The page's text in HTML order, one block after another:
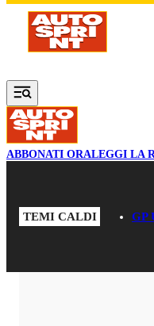
Vai al contenuto principale
ABBONATI ORALEGGI LA
TEMI CALDI GP